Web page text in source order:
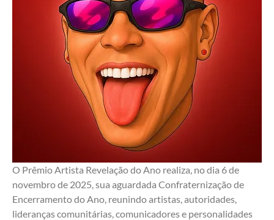
O Prêmio Artista Revelação do Ano realiza, no dia 6 de
novembro de 2025, sua aguardada Confraternização de
Encerramento do Ano, reunindo artistas, autoridades,
lideranças comunitárias, comunicadores e personalidades